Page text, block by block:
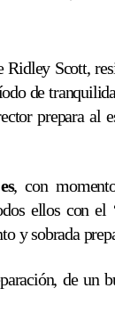
Ridley Scott,
de
prepara al
, con
ellos con
y sobrada
de